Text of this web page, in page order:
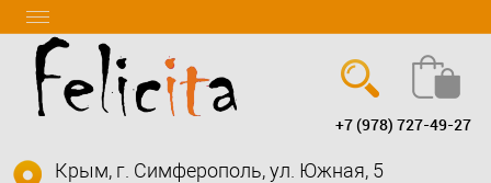
+7 (978) 727-49-27
Крым, г. Симферополь, ул. Южная, 5